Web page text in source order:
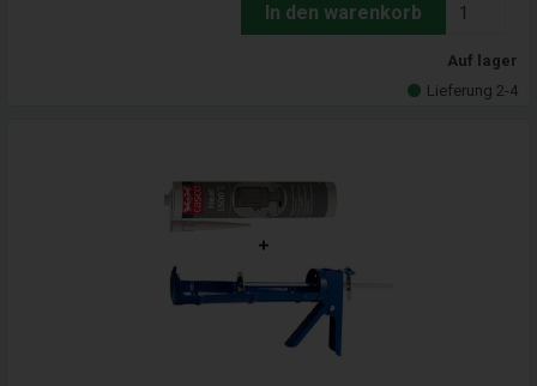
In den warenkorb
Auf lager
Lieferung 2-4